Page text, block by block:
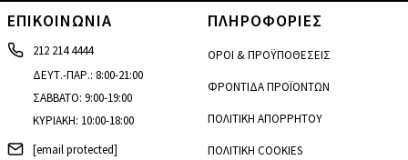
ΕΠΙΚΟΙΝΩΝΙΑ
212 214 4444
ΔΕΥΤ.-ΠΑΡ.: 8:00-21:00
ΣΑΒΒΑΤΟ: 9:00-19:00
ΚΥΡΙΑΚΗ: 10:00-18:00
[email protected]
ΠΛΗΡΟΦΟΡΙΕΣ
ΟΡΟΙ & ΠΡΟΫΠΟΘΕΣΕΙΣ
ΦΡΟΝΤΙΔΑ ΠΡΟΪΟΝΤΩΝ
ΠΟΛΙΤΙΚΗ ΑΠΟΡΡΗΤΟΥ
ΠΟΛΙΤΙΚΗ COOKIES